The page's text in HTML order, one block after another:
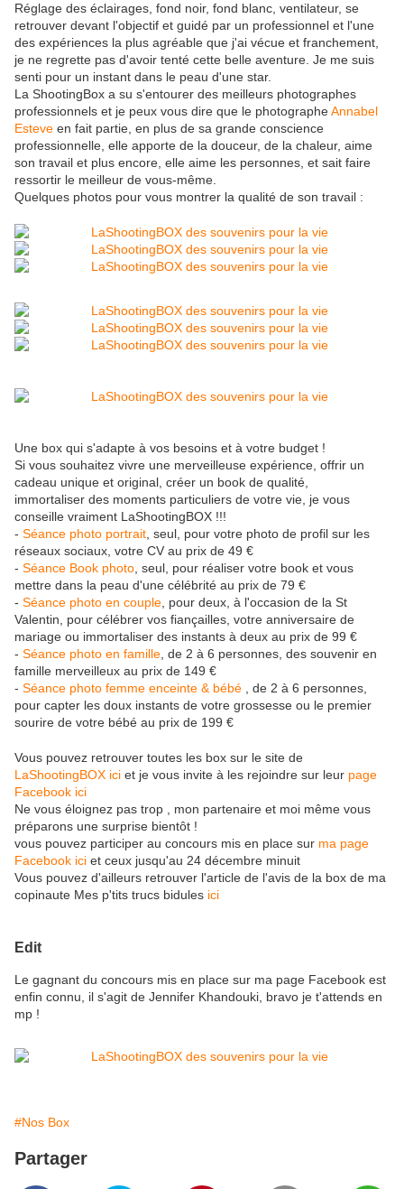
Réglage des éclairages, fond noir, fond blanc, ventilateur, se
retrouver devant l'objectif et guidé par un professionnel et l'une
des expériences la plus agréable que j'ai vécue et franchement,
je ne regrette pas d'avoir tenté cette belle aventure. Je me suis
senti pour un instant dans le peau d'une star.
La ShootingBox a su s'entourer des meilleurs photographes
professionnels et je peux vous dire que le photographeAnnabel
Esteve en fait partie, en plus de sa grande conscience
professionnelle, elle apporte de la douceur, de la chaleur, aime
son travail et plus encore, elle aime les personnes, et sait faire
ressortir le meilleur de vous-même.
Quelques photos pour vous montrer la qualité de son travail :
Une box qui s'adapte à vos besoins et à votre budget !
Si vous souhaitez vivre une merveilleuse expérience, offrir un
cadeau unique et original, créer un book de qualité,
immortaliser des moments particuliers de votre vie, je vous
conseille vraiment LaShootingBOX !!!
- Séance photo portrait , seul, pour votre photo de profil sur les
réseaux sociaux, votre CV au prix de 49 €
- Séance Book photo , seul, pour réaliser votre book et vous
mettre dans la peau d'une célébrité au prix de 79 €
- Séance photo en couple , pour deux, à l'occasion de la St
Valentin, pour célébrer vos fiançailles, votre anniversaire de
mariage ou immortaliser des instants à deux au prix de 99 €
- Séance photo en famille , de 2 à 6 personnes, des souvenir en
famille merveilleux au prix de 149 €
- Séance photo femme enceinte & bébé , de 2 à 6 personnes,
pour capter les doux instants de votre grossesse ou le premier
sourire de votre bébé au prix de 199 €
Vous pouvez retrouver toutes les box sur le site de
LaShootingBOX ici et je vous invite à les rejoindre sur leur page
Facebook ici
Ne vous éloignez pas trop , mon partenaire et moi même vous
préparons une surprise bientôt !
vous pouvez participer au concours mis en place sur ma page
Facebook ici et ceux jusqu'au 24 décembre minuit
Vous pouvez d'ailleurs retrouver l'article de l'avis de la box de ma
copinaute Mes p'tits trucs bidules ici
Edit
Le gagnant du concours mis en place sur ma page Facebook est
enfin connu, il s'agit de Jennifer Khandouki, bravo je t'attends en
mp !
#Nos Box
Partager